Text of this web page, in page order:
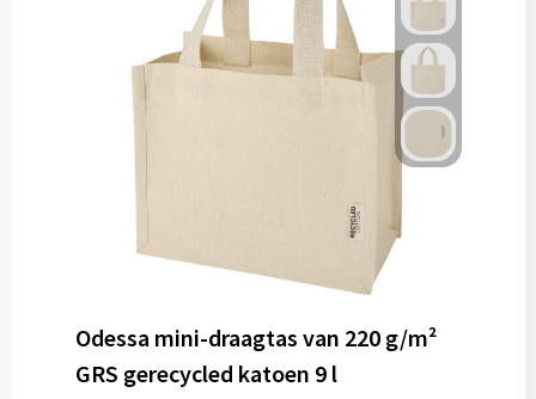
Odessa mini-draagtas van 220 g/m²
GRS gerecycled katoen 9 l